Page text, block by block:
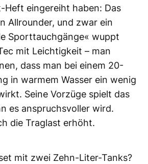
Heft eingereiht haben: Das
Allrounder, und zwar ein
Sporttauchgänge« wuppt
mit Leichtigkeit – man
dass man bei einem 20-
in warmem Wasser ein wenig
Seine Vorzüge spielt das
es anspruchsvoller wird.
die Traglast erhöht.
mit zwei Zehn-Liter-Tanks?